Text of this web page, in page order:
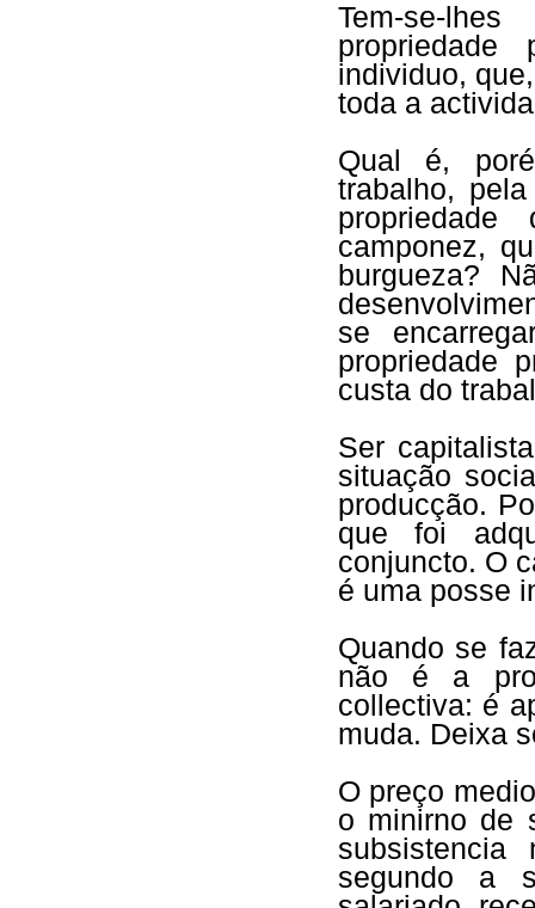
Tem-se-
individuo,
toda a
Qual é,
trabalho,
camponez,
burgueza?
se
propriedade
custa do
Ser
situação
producção.
que foi
conjuncto. O
é uma posse
Quando se
não é a
collectiva: é
muda. Deixa
O preço
o minirno de
subsistencia
segundo a